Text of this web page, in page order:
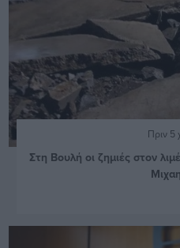
Πριν 5
Στη Βουλή οι ζημιές στον